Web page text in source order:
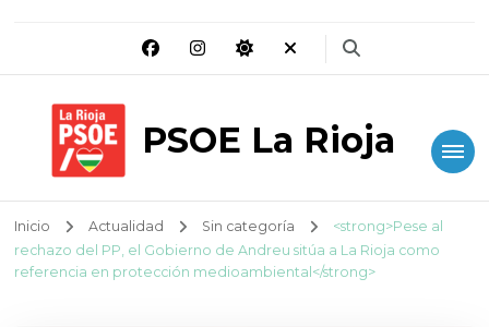
PSOE La Rioja
Inicio Actualidad Sin categoría
<strong>Pese al
rechazo del PP, el Gobierno de Andreu sitúa a La Rioja como
referencia en protección medioambiental</strong>